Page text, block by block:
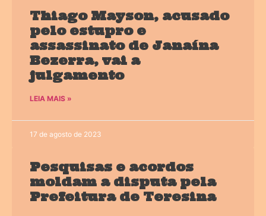
Thiago Mayson, acusado
pelo estupro e
assassinato de Janaína
Bezerra, vai a
julgamento
LEIA MAIS »
17 de agosto de 2023
Pesquisas e acordos
moldam a disputa pela
Prefeitura de Teresina